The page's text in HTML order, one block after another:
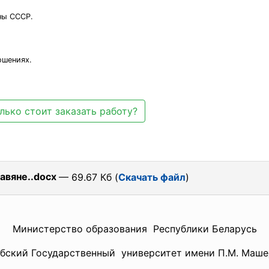
СССР.
стоит заказать работу?
— 69.67 Кб (Скачать файл)
Министерство образования Республики Беларусь
Государственный университет имени П.М.